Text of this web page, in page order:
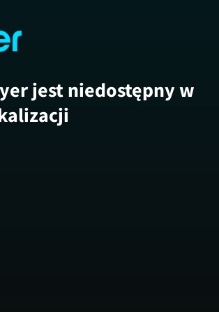
jest niedostępny w